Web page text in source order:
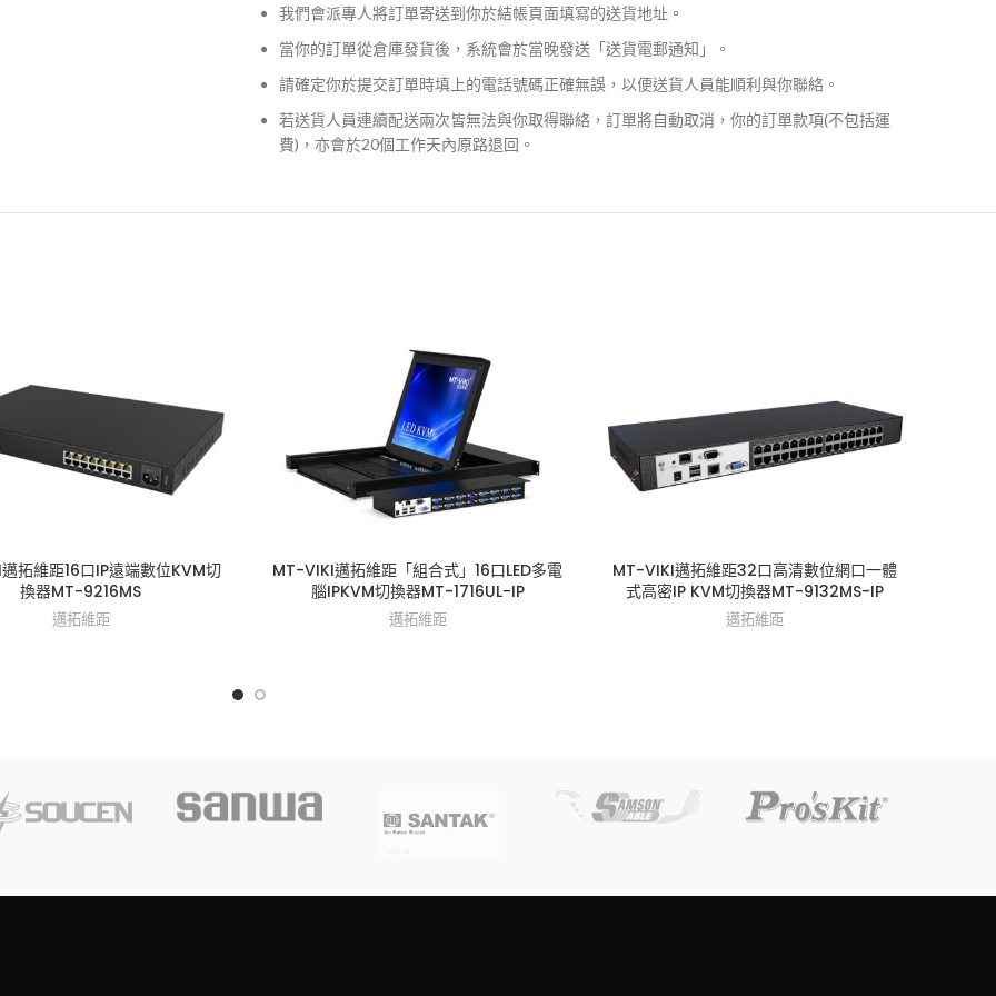
我們會派專人將訂單寄送到你於結帳頁面填寫的送貨地址。
當你的訂單從倉庫發貨後，系統會於當晚發送「送貨電郵通知」。
請確定你於提交訂單時填上的電話號碼正確無誤，以便送貨人員能順利與你聯絡。
若送貨人員連續配送兩次皆無法與你取得聯絡，訂單將自動取消，你的訂單款項(不包括運
費)，亦會於20個工作天內原路退回。
拓維距16口IP遠端數位KVM切
換器MT-9216MS
邁拓維距
MT-VIKI邁拓維距「組合式」16口LED多電
腦IPKVM切換器MT-1716UL-IP
邁拓維距
MT-VIKI邁拓維距32口高清數位網口一體
式高密IP KVM切換器MT-9132MS-IP
邁拓維距